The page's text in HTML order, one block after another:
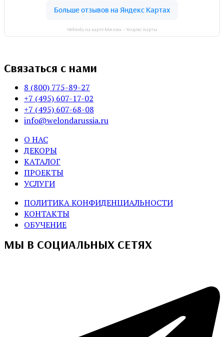
Welonda на карте Москвы — Яндекс Карты
Связаться с нами
8 (800) 775-89-27
+7 (495) 607-17-02
+7 (495) 607-68-08
info@welondarussia.ru
О НАС
ДЕКОРЫ
КАТАЛОГ
ПРОЕКТЫ
УСЛУГИ
ПОЛИТИКА КОНФИДЕНЦИАЛЬНОСТИ
КОНТАКТЫ
ОБУЧЕНИЕ
МЫ В СОЦИАЛЬНЫХ СЕТЯХ